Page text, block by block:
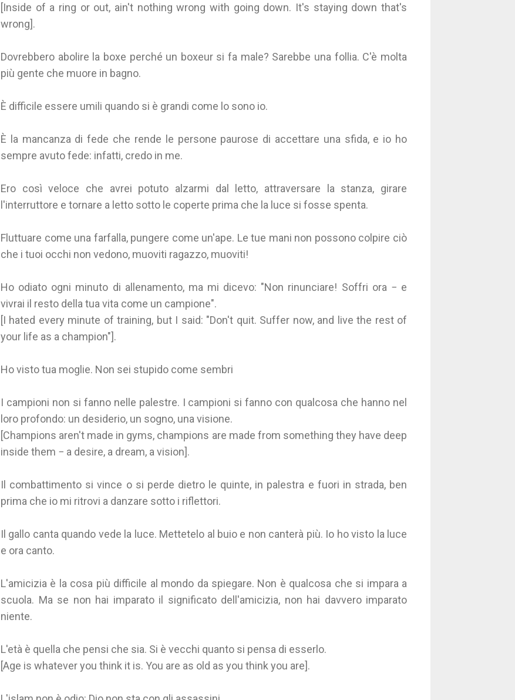
[Inside of a ring or out, ain't nothing wrong with going down. It's staying down that's
wrong].
Dovrebbero abolire la boxe perché un boxeur si fa male? Sarebbe una follia. C'è molta
più gente che muore in bagno.
È difficile essere umili quando si è grandi come lo sono io.
È la mancanza di fede che rende le persone paurose di accettare una sfida, e io ho
sempre avuto fede: infatti, credo in me.
Ero così veloce che avrei potuto alzarmi dal letto, attraversare la stanza, girare
l'interruttore e tornare a letto sotto le coperte prima che la luce si fosse spenta.
Fluttuare come una farfalla, pungere come un'ape. Le tue mani non possono colpire ciò
che i tuoi occhi non vedono, muoviti ragazzo, muoviti!
Ho odiato ogni minuto di allenamento, ma mi dicevo: "Non rinunciare! Soffri ora − e
vivrai il resto della tua vita come un campione".
[I hated every minute of training, but I said: "Don't quit. Suffer now, and live the rest of
your life as a champion"].
Ho visto tua moglie. Non sei stupido come sembri
I campioni non si fanno nelle palestre. I campioni si fanno con qualcosa che hanno nel
loro profondo: un desiderio, un sogno, una visione.
[Champions aren't made in gyms, champions are made from something they have deep
inside them − a desire, a dream, a vision].
Il combattimento si vince o si perde dietro le quinte, in palestra e fuori in strada, ben
prima che io mi ritrovi a danzare sotto i riflettori.
Il gallo canta quando vede la luce. Mettetelo al buio e non canterà più. Io ho visto la luce
e ora canto.
L'amicizia è la cosa più difficile al mondo da spiegare. Non è qualcosa che si impara a
scuola. Ma se non hai imparato il significato dell'amicizia, non hai davvero imparato
niente.
L'età è quella che pensi che sia. Si è vecchi quanto si pensa di esserlo.
[Age is whatever you think it is. You are as old as you think you are].